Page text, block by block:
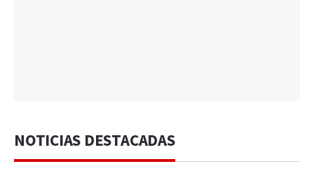
NOTICIAS DESTACADAS